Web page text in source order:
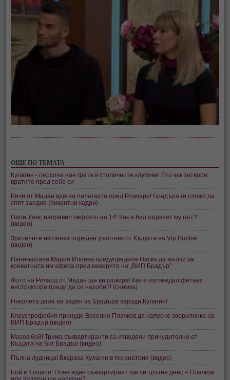
ОЩЕ ПО ТЕМАТА
Кулагин - персона нон грата в столичните клубове! Ето как затвори
вратите пред себе си
Ричи от Мадан вдигна палатката пред Розмари! Брадъра ги сложи да
спят заедно (пикантни кадри)
Папи Ханс направил сефтето на 14! Как е бил първият му път?
(видео)
Зрителите изгониха пореден участник от Къщата на Vip Brother
(видео)
Паникьосана Мария Илиева предупредила Наско да мълчи за
креватната им афера пред камерите на „ВИП Брадър”
Фото на Ричард от Мадан ще ви шокира! Как е изглеждал фитнес
инструктора преди да се назоби?! (снимка)
Николета дала на заден за Брадъра заради Кулагин!
Клаустрофобия принуди Веселин Плачков да напусне зверилника на
ВИП Брадър (видео)
Масов бой! Трима съквартиранти са изведени принудително от
Къщата на Биг Брадър (видео)
Пълна лудница! Вкараха Кулагин в психиатрия (видео)
Бой в Къщата! Поне един съквартирант ще си тръгне днес – Плачков
или Кулагин ще напусне?